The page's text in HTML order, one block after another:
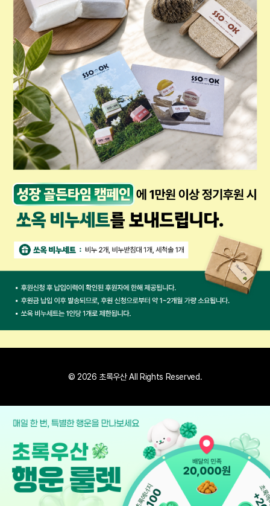
© 2026 초록우산 All Rights Reserved.